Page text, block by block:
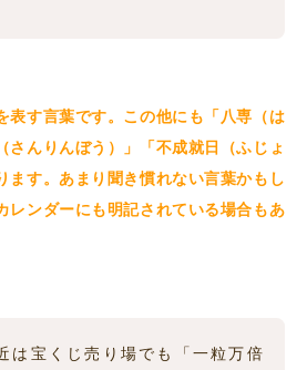
表す言葉です。この他にも「八専（は
さんりんぼう）
」「不成就日（ふじょ
ます。あまり聞き慣れない言葉かもし
レンダーにも明記されている場合もあ
は宝くじ売り場でも「一粒万倍